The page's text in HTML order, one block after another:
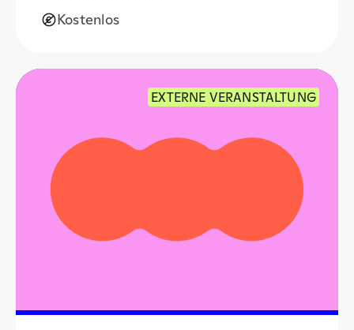
Kostenlos
EXTERNE VERANSTALTUNG